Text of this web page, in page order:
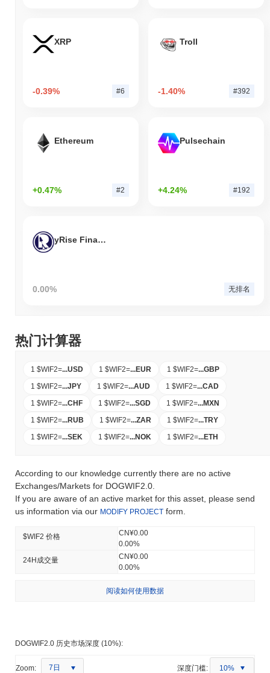
XRP
-0.39% #6
Troll
-1.40% #392
Ethereum
+0.47% #2
Pulsechain
+4.24% #192
yRise Finance
0.00% 无排名
热门计算器
1 $WIF2=...USD 1 $WIF2=...EUR 1 $WIF2=...GBP
1 $WIF2=...JPY 1 $WIF2=...AUD 1 $WIF2=...CAD
1 $WIF2=...CHF 1 $WIF2=...SGD 1 $WIF2=...MXN
1 $WIF2=...RUB 1 $WIF2=...ZAR 1 $WIF2=...TRY
1 $WIF2=...SEK 1 $WIF2=...NOK 1 $WIF2=...ETH
According to our knowledge currently there are no active
Exchanges/Markets for DOGWIF2.0.
If you are aware of an active market for this asset, please send
us information via our MODIFY PROJECT form.
$WIF2 价格
CN¥0.00
0.00%
24H成交量
CN¥0.00
0.00%
阅读如何使用数据
DOGWIF2.0 历史市场深度 (10%):
Zoom: 7日 深度门槛: 10%